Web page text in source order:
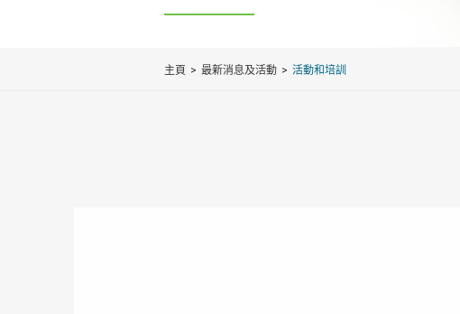
主頁 最新消息及活動 活動和培訓